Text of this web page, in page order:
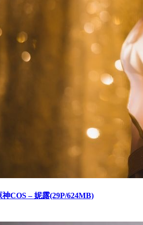
神COS – 妮露(29P/624MB)